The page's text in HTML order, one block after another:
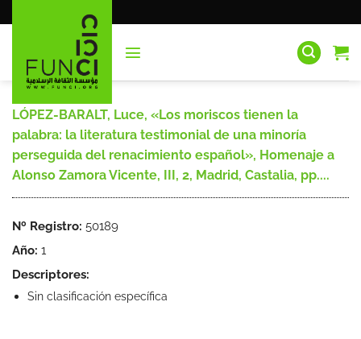
al
LÓPEZ-BARALT, Luce, «Los moriscos tienen la
palabra: la literatura testimonial de una minoría
perseguida del renacimiento español», Homenaje a
Alonso Zamora Vicente, III, 2, Madrid, Castalia, pp....
Nº Registro: 50189
Año: 1
Descriptores:
Sin clasificación específica